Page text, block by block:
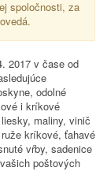
spoločnosti, za
2017 v čase od
odolné
i kríkové
maliny, vinič
kríkové, ťahavé
vŕby, sadenice
poštových